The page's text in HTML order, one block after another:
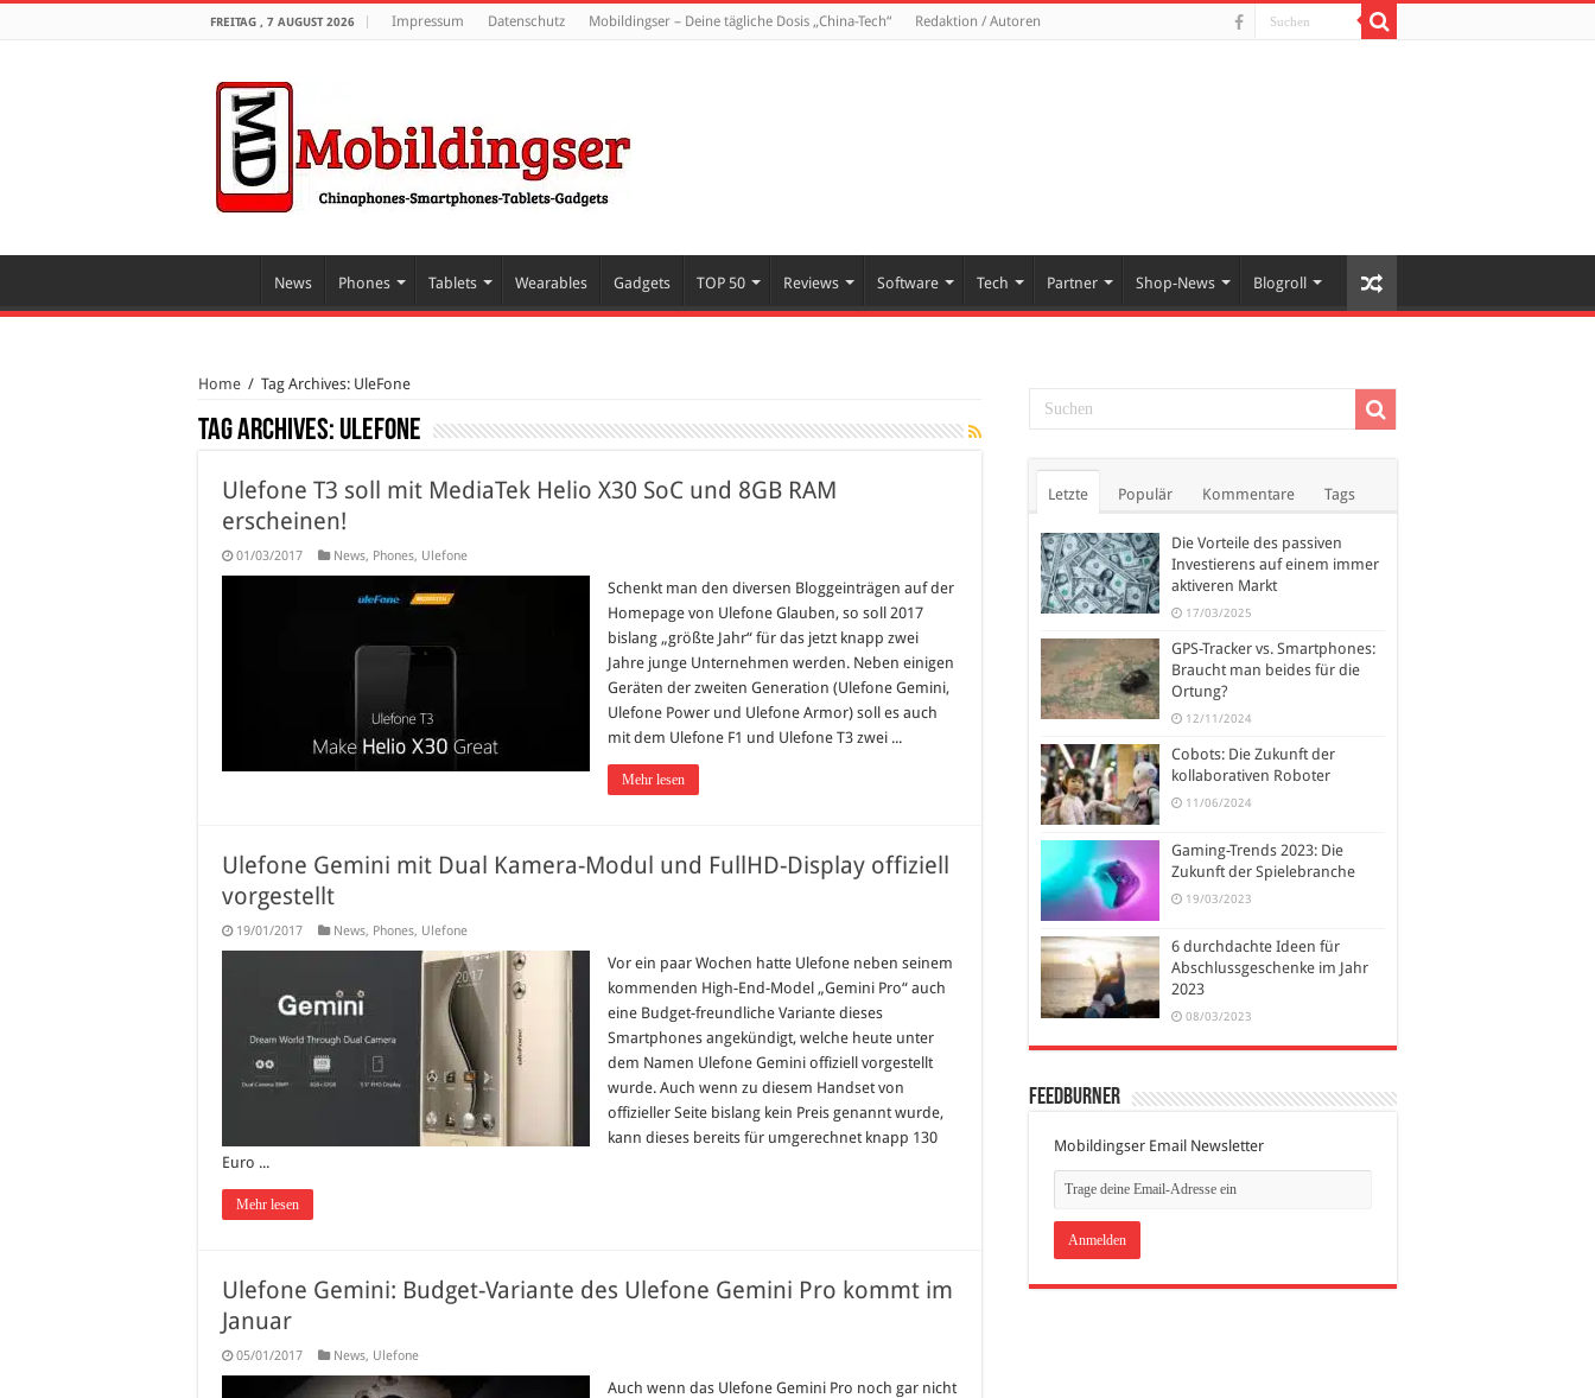
FREITAG , 7 AUGUST 2026 Impressum Datenschutz Mobildingser – Deine tägliche Dosis „China-Tech“ Redaktion / Autoren
News Phones Tablets Wearables Gadgets TOP 50 Reviews Software Tech Partner Shop-News Blogroll
Home / Tag Archives: UleFone
Tag Archives: UleFone
Ulefone T3 soll mit MediaTek Helio X30 SoC und 8GB RAM
erscheinen!
01/03/2017 News, Phones, Ulefone
Schenkt man den diversen Bloggeinträgen auf der
Homepage von Ulefone Glauben, so soll 2017
bislang „größte Jahr“ für das jetzt knapp zwei
Jahre junge Unternehmen werden. Neben einigen
Geräten der zweiten Generation (Ulefone Gemini,
Ulefone Power und Ulefone Armor) soll es auch
mit dem Ulefone F1 und Ulefone T3 zwei ...
Mehr lesen
Ulefone Gemini mit Dual Kamera-Modul und FullHD-Display offiziell
vorgestellt
19/01/2017 News, Phones, Ulefone
Vor ein paar Wochen hatte Ulefone neben seinem
kommenden High-End-Model „Gemini Pro“ auch
eine Budget-freundliche Variante dieses
Smartphones angekündigt, welche heute unter
dem Namen Ulefone Gemini offiziell vorgestellt
wurde. Auch wenn zu diesem Handset von
offizieller Seite bislang kein Preis genannt wurde,
kann dieses bereits für umgerechnet knapp 130
Euro ...
Mehr lesen
Ulefone Gemini: Budget-Variante des Ulefone Gemini Pro kommt im
Januar
05/01/2017 News, Ulefone
Auch wenn das Ulefone Gemini Pro noch gar nicht
Letzte Populär Kommentare Tags
Die Vorteile des passiven
Investierens auf einem immer
aktiveren Markt
17/03/2025
GPS-Tracker vs. Smartphones:
Braucht man beides für die
Ortung?
12/11/2024
Cobots: Die Zukunft der
kollaborativen Roboter
11/06/2024
Gaming-Trends 2023: Die
Zukunft der Spielebranche
19/03/2023
6 durchdachte Ideen für
Abschlussgeschenke im Jahr
2023
08/03/2023
FeedBurner
Mobildingser Email Newsletter